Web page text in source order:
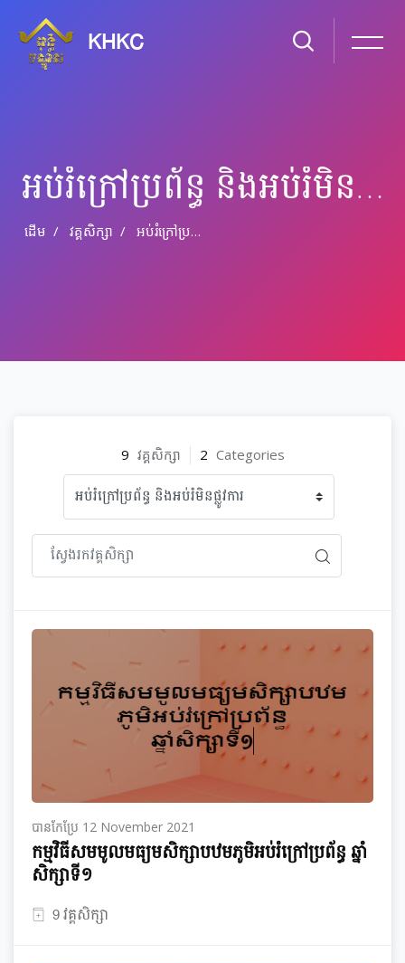
KHKC
អប់រំ​ក្រៅ​ប្រព័ន្ធ និង​​អប់រំ​មិន​ផ្លូវ​ការ
ដើម វគ្គសិក្សា អប់រំ​ក្រៅ​ប្រព័ន្ធ និង​​អប់រំ​មិន​ផ្លូវ​ការ
9 វគ្គសិក្សា 2 Categories
បានកែប្រែ 12 November 2021
កម្មវិធី​សមមូល​មធ្យម​សិក្សា​បឋមភូមិ​អប់រំ​ក្រៅ​ប្រព័ន្ធ​ ឆ្នាំ​
សិក្សា​ទី​១
9 វគ្គសិក្សា